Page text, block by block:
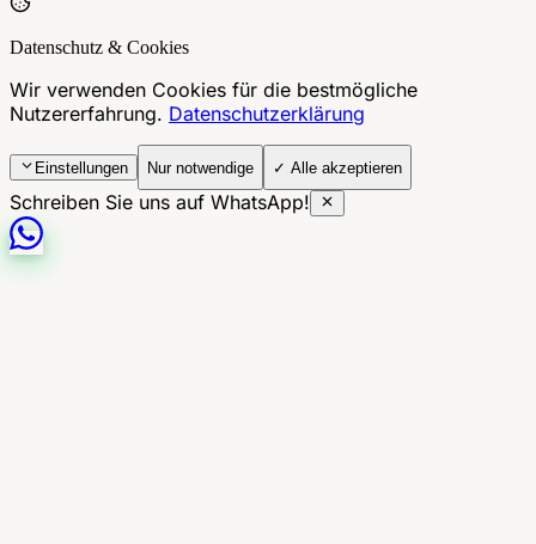
Datenschutz & Cookies
Wir verwenden Cookies für die bestmögliche
Nutzererfahrung. Datenschutzerklärung
Einstellungen Nur notwendige ✓ Alle akzeptieren
Schreiben Sie uns auf WhatsApp!